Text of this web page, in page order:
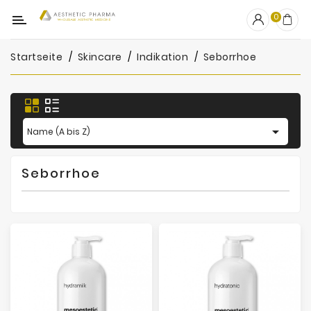
Kategorie
OUTLET
Fillers
Biostimulatoren
Mesotherapie
Peelings
0
Startseite Skincare Indikation Seborrhoe
Name (A bis Z) 
Seborrhoe